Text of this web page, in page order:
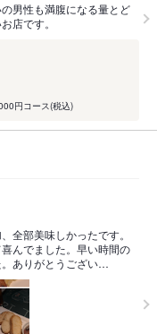
男性も満腹になる量とど
店です。
円コース(税込)
全部美味しかったです。
んでました。早い時間の
ありがとうござい…